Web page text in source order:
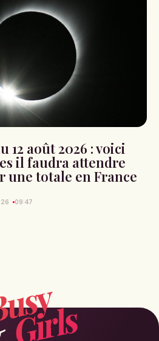
12 août 2026 : voici
il faudra attendre
une totale en France
09:47